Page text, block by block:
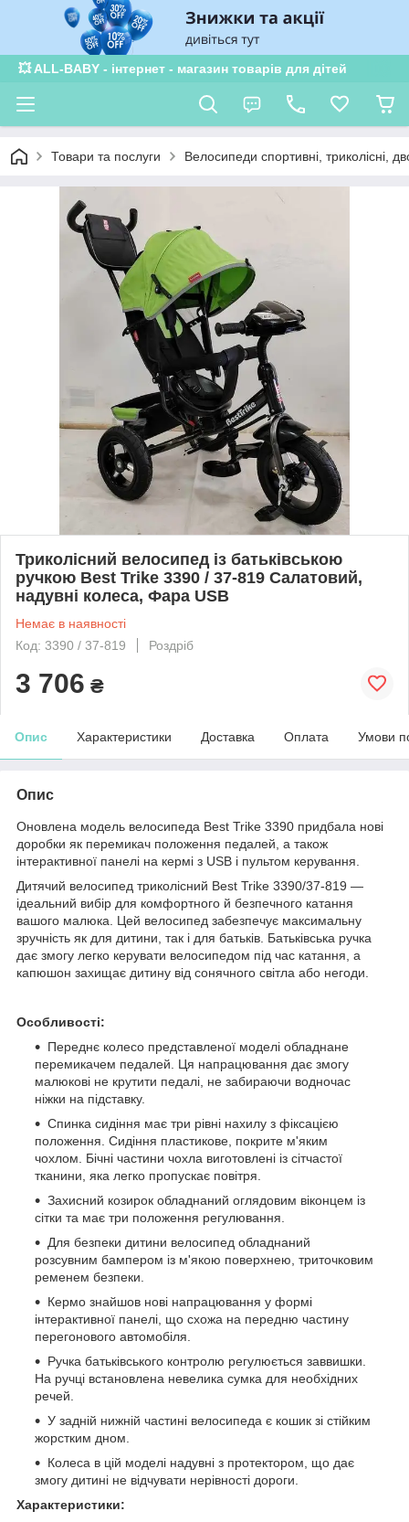
💥 ALL-BABY - інтернет - магазин товарів для дітей
Товари та послуги Велосипеди спортивні, триколісні,
Триколісний велосипед із батьківською
ручкою Best Trike 3390 / 37-819 Салатовий,
надувні колеса, Фара USB
Немає в наявності
Код: 3390 / 37-819
Роздріб
3 706 ₴
Опис Характеристики Доставка Оплата Умови
Опис
Оновлена модель велосипеда Best Trike 3390 придбала нові
доробки як перемикач положення педалей, а також
інтерактивної панелі на кермі з USB і пультом керування.
Дитячий велосипед триколісний Best Trike 3390/37-819 —
ідеальний вибір для комфортного й безпечного катання
вашого малюка. Цей велосипед забезпечує максимальну
зручність як для дитини, так і для батьків. Батьківська ручка
дає змогу легко керувати велосипедом під час катання, а
капюшон захищає дитину від сонячного світла або негоди.
Особливості:
Переднє колесо представленої моделі обладнане
перемикачем педалей. Ця напрацювання дає змогу
малюкові не крутити педалі, не забираючи водночас
ніжки на підставку.
Спинка сидіння має три рівні нахилу з фіксацією
положення. Сидіння пластикове, покрите м'яким
чохлом. Бічні частини чохла виготовлені із сітчастої
тканини, яка легко пропускає повітря.
Захисний козирок обладнаний оглядовим віконцем із
сітки та має три положення регулювання.
Для безпеки дитини велосипед обладнаний
розсувним бампером із м'якою поверхнею, триточковим
ременем безпеки.
Кермо знайшов нові напрацювання у формі
інтерактивної панелі, що схожа на передню частину
перегонового автомобіля.
Ручка батьківського контролю регулюється заввишки.
На ручці встановлена невелика сумка для необхідних
речей.
У задній нижній частині велосипеда є кошик зі стійким
жорстким дном.
Колеса в цій моделі надувні з протектором, що дає
змогу дитині не відчувати нерівності дороги.
Характеристики: